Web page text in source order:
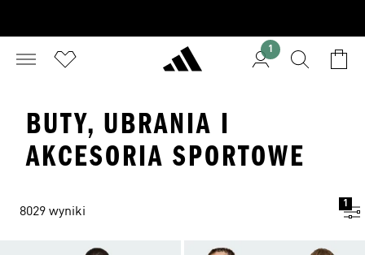
1
BUTY, UBRANIA I
AKCESORIA SPORTOWE
8029 wyniki
1